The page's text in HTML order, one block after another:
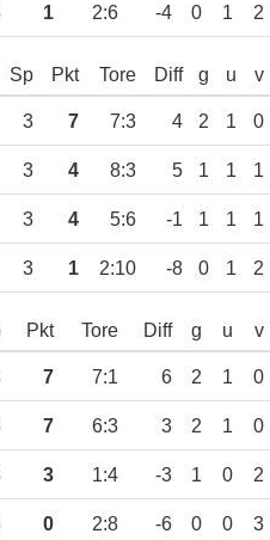
1 2:6 -4 0 1 2
Sp Pkt Tore Diff g u v
3 7 7:3 4 2 1 0
3 4 8:3 5 1 1 1
3 4 5:6 -1 1 1 1
3 1 2:10 -8 0 1 2
Pkt Tore Diff g u v
7 7:1 6 2 1 0
7 6:3 3 2 1 0
3 1:4 -3 1 0 2
0 2:8 -6 0 0 3